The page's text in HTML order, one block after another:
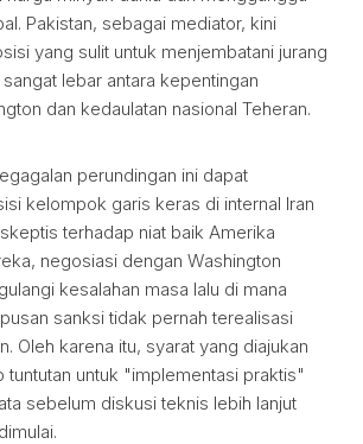
Pakistan, sebagai mediator, kini
yang sulit untuk menjembatani jurang
lebar antara kepentingan
dan kedaulatan nasional Teheran.
perundingan ini dapat
kelompok garis keras di internal Iran
terhadap niat baik Amerika
negosiasi dengan Washington
kesalahan masa lalu di mana
sanksi tidak pernah terealisasi
Oleh karena itu, syarat yang diajukan
tuntutan untuk "implementasi praktis"
sebelum diskusi teknis lebih lanjut